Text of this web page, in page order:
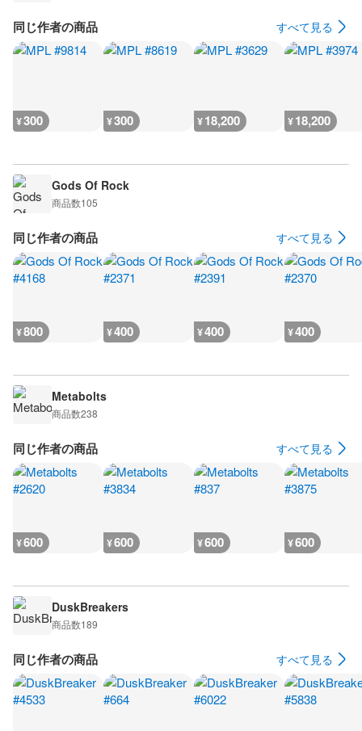
同じ作者の商品 すべて見る
¥300 ¥300 ¥18,200 ¥18,200
Gods Of Rock
商品数105
同じ作者の商品 すべて見る
¥800 ¥400 ¥400 ¥400
Metabolts
商品数238
同じ作者の商品 すべて見る
¥600 ¥600 ¥600 ¥600
DuskBreakers
商品数189
同じ作者の商品 すべて見る